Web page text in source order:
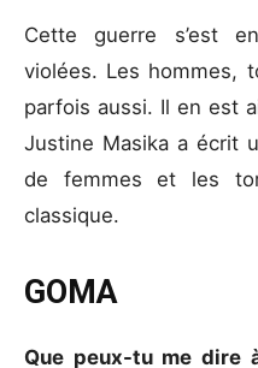
Cette guerre s’est
violées. Les hommes,
parfois aussi. Il en est
Justine Masika a écrit
de femmes et les
classique.
GOMA
Que peux-tu me dire